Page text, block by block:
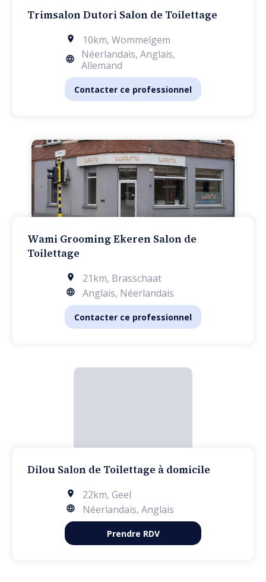
Trimsalon Dutori Salon de Toilettage
10km, Wommelgem
Néerlandais, Anglais,
Allemand
Contacter ce professionnel
Wami Grooming Ekeren Salon de
Toilettage
21km, Brasschaat
Anglais, Néerlandais
Contacter ce professionnel
Dilou Salon de Toilettage à domicile
22km, Geel
Néerlandais, Anglais
Prendre RDV